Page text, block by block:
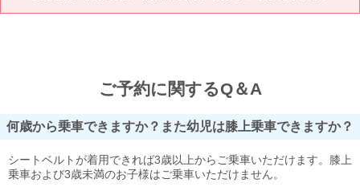
ご予約に関するQ＆A
何歳から乗車できますか？また幼児は膝上乗車できますか？
シートベルトが着用できれば3歳以上からご乗車いただけます。膝上
乗車および3歳未満のお子様はご乗車いただけません。